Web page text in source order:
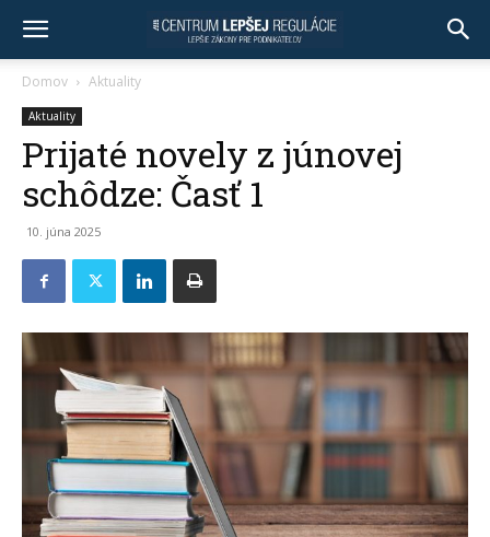
Domov Aktuality
Aktuality
Prijaté novely z júnovej
schôdze: Časť 1
10. júna 2025